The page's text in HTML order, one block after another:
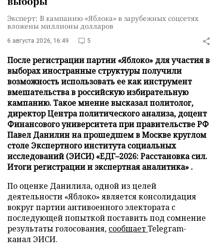
Эксперт: В кампанию «Яблока» в зарубежных соцсетях
вложены миллионы долларов
6 августа 2026, 16:49 5
После регистрации партии «Яблоко» для участия в
выборах иностранные структуры получили
возможность использовать ее как инструмент
вмешательства в российскую избирательную
кампанию. Такое мнение высказал политолог,
директор Центра политического анализа, доцент
Финансового университета при правительстве РФ
Павел Данилин на прошедшем в Москве круглом
столе Экспертного института социальных
исследований (ЭИСИ) «ЕДГ–2026: Расстановка сил.
Итоги регистрации и экспертная аналитика» .
По оценке Данилила, одной из целей
деятельности «Яблоко» является консолидация
вокруг партии антивоенного электората с
последующей попыткой поставить под сомнение
результаты голосования, сообщаетTelegram-
канал ЭИСИ.